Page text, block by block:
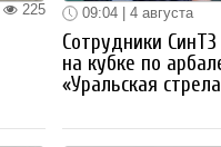
225 09:04 | 4 августа
Сотрудники
на кубке по
«Уральская